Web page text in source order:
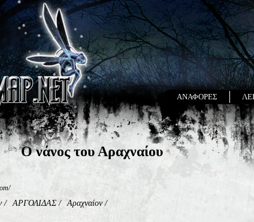
ΑΝΑΦΟΡΕΣ
Ο νάνος του Αραχναίου
/ ΑΡΓΟΛΙΔΑΣ / Αραχναίον/